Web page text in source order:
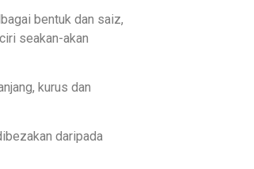
bentuk dan saiz,
seakan-akan
kurus dan
daripada